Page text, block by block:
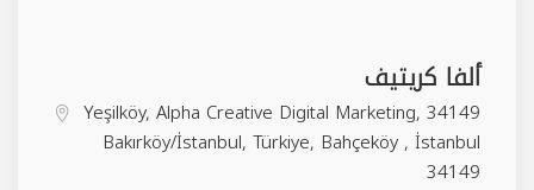
ألفا كريتيف
Yeşilköy, Alpha Creative Digital Marketing, 34149
Bakırköy/İstanbul, Türkiye, Bahçeköy, İstanbul
34149